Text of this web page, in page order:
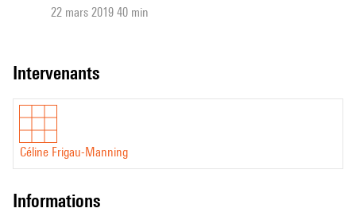
22 mars 2019 40 min
intervenants
Céline Frigau-Manning
informations